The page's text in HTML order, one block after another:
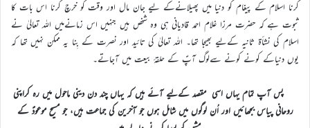
کرنا اسلام کے پیغام کو دنیا میں پھیلانےکے لیے جان مال اور وقت کو خرچ کرنا اس بات کا
ثبوت ہے کہ حضرت مرزا غلام احمد قادیانی ہی وہ شخص ہیں جنہیں اس زمانےمیں اللہ تعالیٰ نے
اسلام کی نشأة ثانیہ کےلیے بھیجا تھا۔ اللہ تعالیٰ کی تائید اور نصرت کے بِنا یہ ممکن نہیں تھا کہ
یوں دنیاکے کونے کونے سےلوگ آپؑ کے حلقۂ بیعت میں آجاتے۔
پس آپ تمام یہاں اسی مقصد کےلیے آئے ہیں کہ یہاں چند دن دینی ماحول میں رہ کراپنی
روحانی پیاس بجھائیں اور اُن لوگوں میں شامل ہوں جو آخرین کی جماعت ہیں، جو مسیح موعودؑ کے